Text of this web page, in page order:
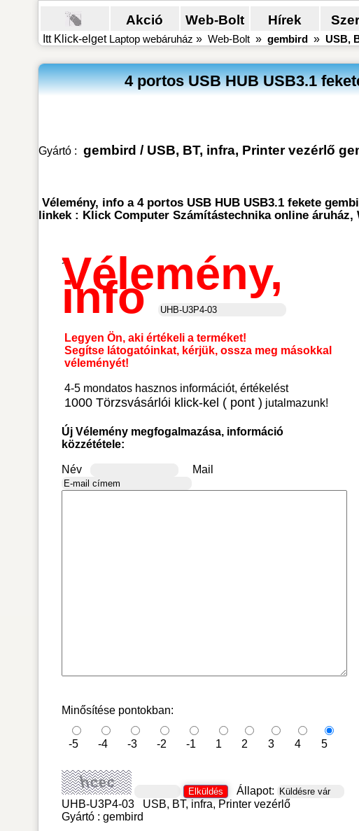
Akció Web-Bolt Hírek
Itt Klick-elget Laptop webáruház » Web-Bolt» gembird» USB,
4 portos USB HUB USB3.1
Gyártó : gembird / USB, BT, infra, Printer vezérlő
Vélemény, info a 4 portos USB HUB USB3.1 fekete
linkek : Klick Computer Számítástechnika online áruház,
>
Vélemény,
info
Legyen Ön, aki értékeli a terméket!
Segítse látogatóinkat, kérjük, ossza meg másokkal
véleményét!
4-5 mondatos hasznos információt, értékelést
1000 Törzsvásárlói klick-kel ( pont ) jutalmazunk!
Új Vélemény megfogalmazása, információ
közzététele:
Név Mail
Minősítése pontokban:
-5 -4 -3 -2 -1 1 2 3 4 5
Állapot:
UHB-U3P4-03
USB, BT, infra, Printer vezérlő
Gyártó : gembird